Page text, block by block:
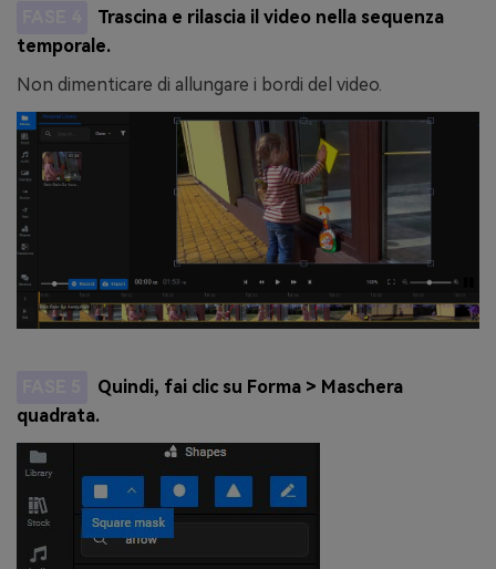
Trascina e rilascia il video nella sequenza
temporale.
Non dimenticare di allungare i bordi del video.
Quindi, fai clic su Forma > Maschera
quadrata.